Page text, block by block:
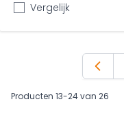
Vergelijk
Producten 13-24van 26